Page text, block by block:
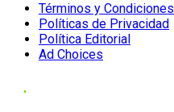
Términos y Condiciones
Políticas de Privacidad
Política Editorial
Ad Choices